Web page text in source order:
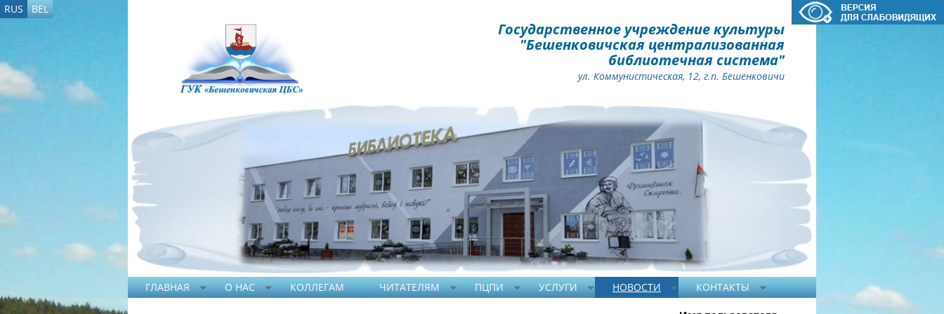
RUS BEL
Государственное учреждение культуры
"Бешенковичская централизованная
библиотечная система"
ул. Коммунистическая, 12, г.п. Бешенковичи
ГЛАВНАЯ О НАС КОЛЛЕГАМ ЧИТАТЕЛЯМ ПЦПИ УСЛУГИ НОВОСТИ КОНТАКТЫ